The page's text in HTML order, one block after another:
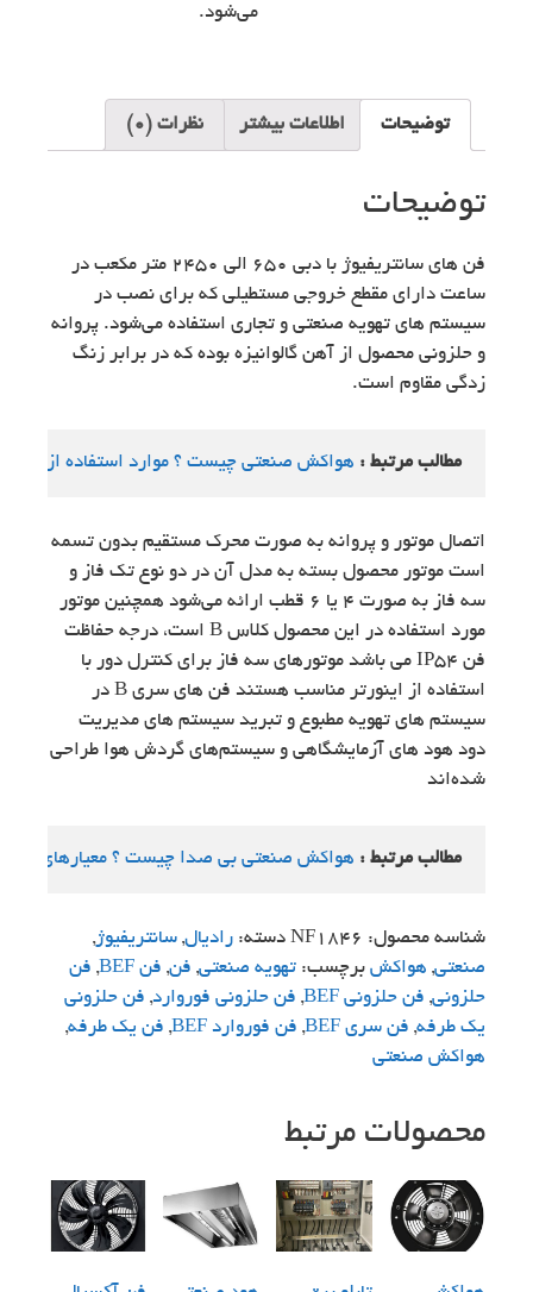
می‌شود.
توضیحات اطلاعات بیشتر نظرات (0)
توضیحات
فن های سانتریفیوژ با دبی ۶۵۰ الی ۲۴۵۰ متر مکعب در
ساعت دارای مقطع خروجی مستطیلی که برای نصب در
سیستم های تهویه صنعتی و تجاری استفاده می‌شود. پروانه
و حلزونی محصول از آهن گالوانیزه بوده که در برابر زنگ
زدگی مقاوم است.
مطالب مرتبط : هواکش صنعتی چیست ؟ موارد استفاده از
اتصال موتور و پروانه به صورت محرک مستقیم بدون تسمه
است موتور محصول بسته به مدل آن در دو نوع تک فاز و
سه فاز به صورت 4 یا 6 قطب ارائه می‌شود همچنین موتور
مورد استفاده در این محصول کلاس B است، درجه حفاظت
فن IP54 می باشد موتورهای سه فاز برای کنترل دور با
استفاده از اینورتر مناسب هستند فن های سری B در
سیستم های تهویه مطبوع و تبرید سیستم های مدیریت
دود هود های آزمایشگاهی و سیستم‌های گردش هوا طراحی
شده‌اند
مطالب مرتبط : هواکش صنعتی بی صدا چیست ؟ معیارهای
شناسه محصول: NF1846 دسته: رادیال, سانتریفیوژ,
صنعتی, هواکش برچسب: تهویه صنعتی, فن, فن BEF , فن
حلزونی, فن حلزونی BEF , فن حلزونی فوروارد, فن حلزونی
یک طرفه, فن سری BEF , فن فوروارد BEF , فن یک طرفه,
هواکش صنعتی
محصولات مرتبط